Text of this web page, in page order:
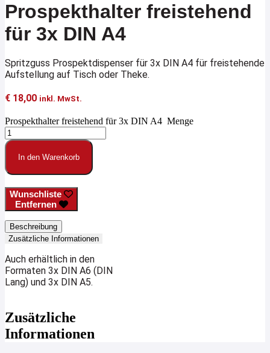
Prospekthalter freistehend
für 3x DIN A4
Spritzguss Prospektdispenser für 3x DIN A4 für freistehende
Aufstellung auf Tisch oder Theke.
€ 18,00 inkl. MwSt.
Prospekthalter freistehend für 3x DIN A4 Menge
In den Warenkorb
Wunschliste
Entfernen
Beschreibung
Zusätzliche Informationen
Auch erhältlich in den
Formaten 3x DIN A6 (DIN
Lang) und 3x DIN A5.
Zusätzliche
Informationen